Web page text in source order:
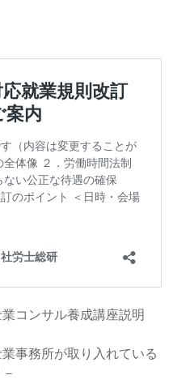
コンサル養成講座説明
事務所が取り入れている